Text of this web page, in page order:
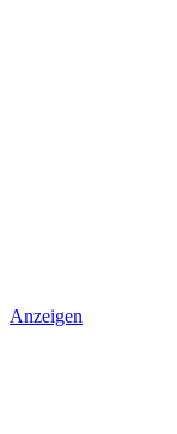
Anzeigen